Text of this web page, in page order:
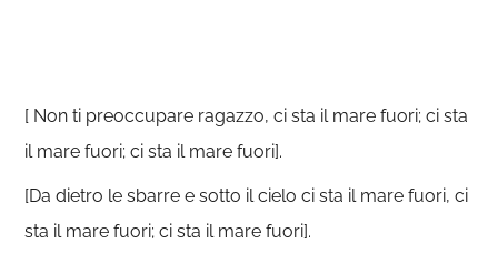
[ Non ti preoccupare ragazzo, ci sta il mare fuori; ci sta
il mare fuori; ci sta il mare fuori].
[Da dietro le sbarre e sotto il cielo ci sta il mare fuori, ci
sta il mare fuori; ci sta il mare fuori].